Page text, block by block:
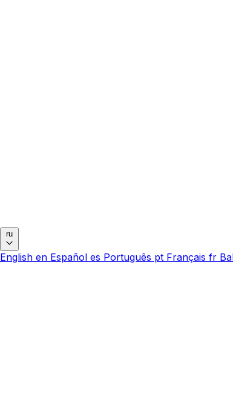
ru
English en Español es Português pt Français fr